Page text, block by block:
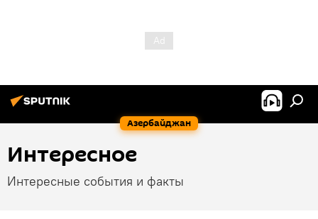
Азербайджан
Интересное
Интересные события и факты